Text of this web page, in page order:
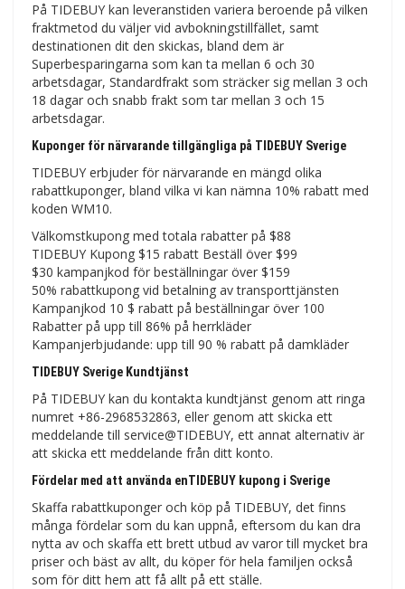
På TIDEBUY kan leveranstiden variera beroende på vilken
fraktmetod du väljer vid avbokningstillfället, samt
destinationen dit den skickas, bland dem är
Superbesparingarna som kan ta mellan 6 och 30
arbetsdagar, Standardfrakt som sträcker sig mellan 3 och
18 dagar och snabb frakt som tar mellan 3 och 15
arbetsdagar.
Kuponger för närvarande tillgängliga på TIDEBUY Sverige
TIDEBUY erbjuder för närvarande en mängd olika
rabattkuponger, bland vilka vi kan nämna 10% rabatt med
koden WM10.
Välkomstkupong med totala rabatter på $88
TIDEBUY Kupong $15 rabatt Beställ över $99
$30 kampanjkod för beställningar över $159
50% rabattkupong vid betalning av transporttjänsten
Kampanjkod 10 $ rabatt på beställningar över 100
Rabatter på upp till 86% på herrkläder
Kampanjerbjudande: upp till 90 % rabatt på damkläder
TIDEBUY Sverige Kundtjänst
På TIDEBUY kan du kontakta kundtjänst genom att ringa
numret +86-2968532863, eller genom att skicka ett
meddelande till service@TIDEBUY, ett annat alternativ är
att skicka ett meddelande från ditt konto.
Fördelar med att använda enTIDEBUY kupong i Sverige
Skaffa rabattkuponger och köp på TIDEBUY, det finns
många fördelar som du kan uppnå, eftersom du kan dra
nytta av och skaffa ett brett utbud av varor till mycket bra
priser och bäst av allt, du köper för hela familjen också
som för ditt hem att få allt på ett ställe.